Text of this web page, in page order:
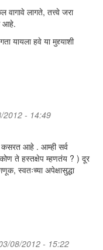
वागावे लागते, तत्त्वे जरा
आहे.
यायला हवे या मुद्द्याशी
- 14:49
कसरत आहे . आम्ही सर्व
कोण ते हस्तक्षेप म्हणतंय ? ) दूर
स्वतःच्या अपेक्षासुद्धा
08/2012 - 15:22